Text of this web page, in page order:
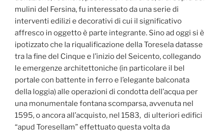
mulini del Fersina, fu interessato da una serie di
interventi edilizi e decorativi di cui il significativo
affresco in oggetto è parte integrante. Sino ad oggi si è
ipotizzato che la riqualificazione della Toresela datasse
tra la fine del Cinque e l’inizio del Seicento, collegando
le emergenze architettoniche (in particolare il bel
portale con battente in ferro e l’elegante balconata
della loggia) alle operazioni di condotta dell’acqua per
una monumentale fontana scomparsa, avvenuta nel
1595, o ancora all’acquisto, nel 1583, di ulteriori edifici
“apud Toresellam” effettuato questa volta da